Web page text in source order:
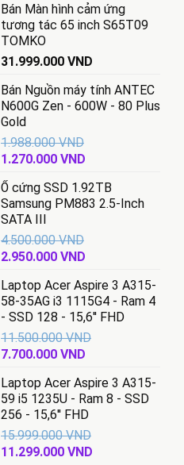
Bán Màn hình cảm ứng
tương tác 65 inch S65T09
TOMKO
31.999.000 VND
Bán Nguồn máy tính ANTEC
N600G Zen - 600W - 80 Plus
Gold
1.988.000VND
Giá
là:
1.988.000 VND.
1.270.000 VND
tại
là:
Ổ cứng SSD 1.92TB
Samsung PM883 2.5-Inch
SATA III
4.500.000VND
Giá
là:
4.500.000 VND.
2.950.000 VND
tại
là:
2.950.000 VND.
Laptop Acer Aspire 3 A315-
58-35AG i3 1115G4 - Ram 4
- SSD 128 - 15,6'' FHD
11.500.000VND
Giá
là:
11.500.000 VND.
7.700.000 VND
tại
là:
7.700.000 VND.
Laptop Acer Aspire 3 A315-
59 i5 1235U - Ram 8 - SSD
256 - 15,6'' FHD
15.999.000VND
Giá
11.299.000 VND